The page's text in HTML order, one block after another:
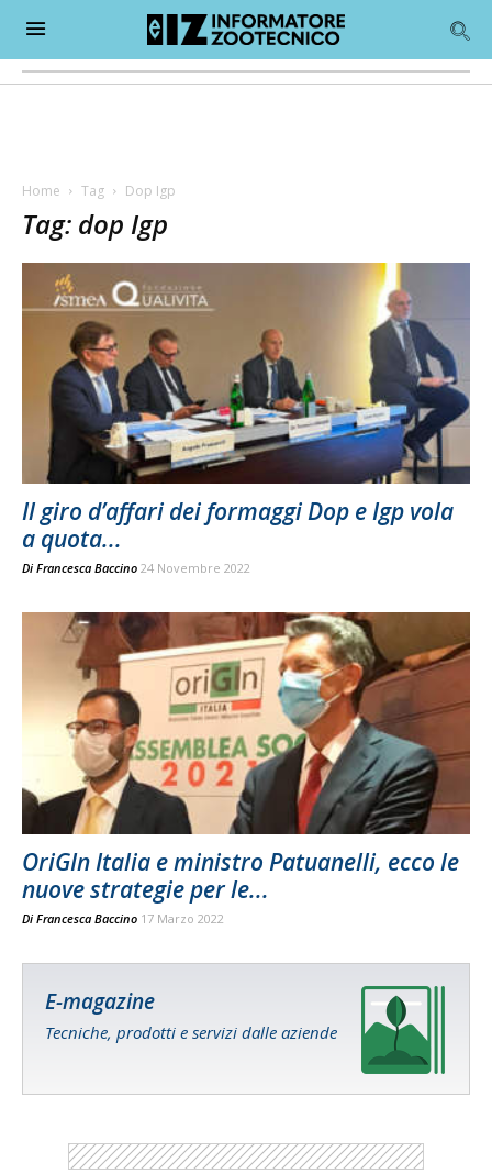
Home Tag Dop Igp
Tag: dop Igp
Il giro d’affari dei formaggi Dop e Igp vola
a quota...
Di Francesca Baccino 24 Novembre 2022
OriGIn Italia e ministro Patuanelli, ecco le
nuove strategie per le...
Di Francesca Baccino 17 Marzo 2022
E-magazine
Tecniche, prodotti e servizi dalle aziende